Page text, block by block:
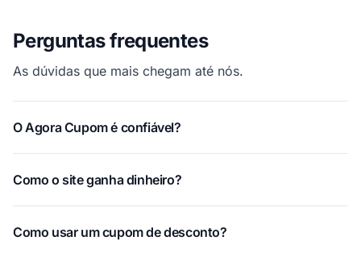
Perguntas frequentes
As dúvidas que mais chegam até nós.
O Agora Cupom é confiável?
Como o site ganha dinheiro?
Como usar um cupom de desconto?